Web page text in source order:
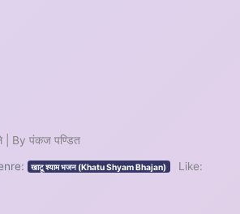
| By पंकज पण्डित
खाटू श्याम भजन (Khatu Shyam Bhajan)
Like: